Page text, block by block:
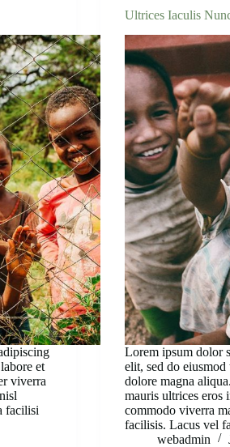
et
viverra
facilisi
Ultrices Iaculis
Lorem ipsum dolor
elit, sed do
dolore magna
mauris ultrices eros
commodo viverra
facilisis. Lacus vel
webadmin